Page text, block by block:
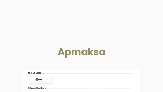
Apmaksa